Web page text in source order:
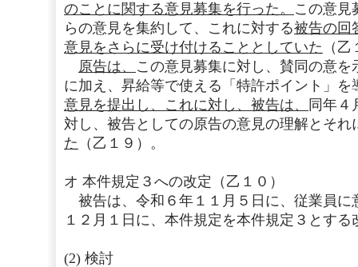
のことに関する意見募集を行った。 この意見
らの意見を集約して、これに対する被告の回
意見をさらに受け付けることとしていた （
原告は、 この意見募集に対し、賛同の意
に加え、昇給等で使える「特許ポイント」
意見を提出し、これに対し、被告は、
同年４
対し、被告としての原告の意見の理解とそれ
た （乙１９）。
オ 本件規定３への改定（乙１０）
被告は、令和６年１１月５日に、従業員に
１２月１日に、本件規定を本件規定３とする
(2) 検討